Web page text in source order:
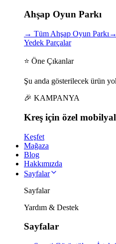
Ahşap Oyun Parkı
→ Tüm Ahşap Oyun Parkı →
Yedek Parçalar
⭐ Öne Çıkanlar
Şu anda gösterilecek ürün
🎉 KAMPANYA
Kreş için özel
Keşfet
Mağaza
Blog
Hakkımızda
Sayfalar
Sayfalar
Yardım & Destek
Sayfalar